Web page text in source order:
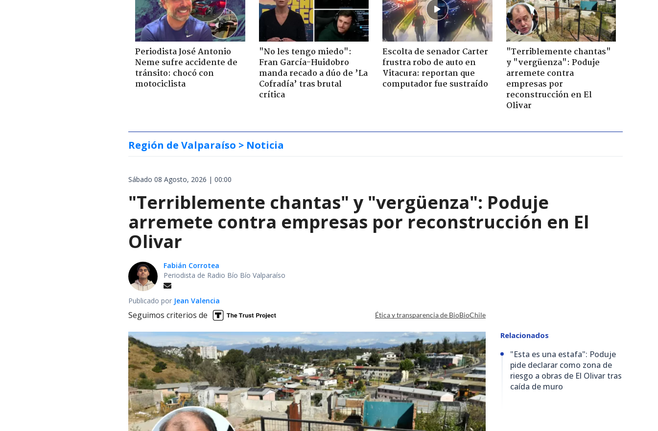
Periodista José Antonio
Neme sufre accidente de
tránsito: chocó con
motociclista
"No les tengo miedo":
Fran García-Huidobro
manda recado a dúo de ’La
Cofradía’ tras brutal
crítica
Escolta de senador Carter
frustra robo de auto en
Vitacura: reportan que
computador fue sustraído
"Terriblemente chantas"
y "vergüenza": Poduje
arremete contra
empresas por
reconstrucción en El
Olivar
Región de Valparaíso > Noticia
Sábado 08 Agosto, 2026 | 00:00
"Terriblemente chantas" y "vergüenza": Poduje
arremete contra empresas por reconstrucción en El
Olivar
Fabián Corrotea
Periodista de Radio Bío Bío Valparaíso
Publicado por Jean Valencia
Seguimos criterios de Ética y transparencia de BioBioChile
Relacionados
"Esta es una estafa": Poduje
pide declarar como zona de
riesgo a obras de El Olivar tras
caída de muro